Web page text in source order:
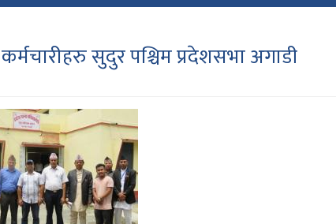
सुदुर पश्चिम प्रदेशसभा अगाडी